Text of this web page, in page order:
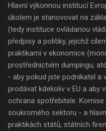
Hlavní výkonnou institucí
úkolem je stanovovat na
(tedy instituce ovládanou
předpisy a politiky, jejichž
praktikami v ekonomice
prostřednictvím dumpingu,
- aby pokud jste podnikatel a
prodávat kdekoliv v EU a aby
ochrana spotřebitele.
soukromého sektoru - a
praktikách států, státních